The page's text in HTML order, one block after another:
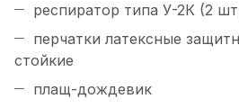
респиратор типа У-2К (2
перчатки латексные
стойкие
плащ-дождевик